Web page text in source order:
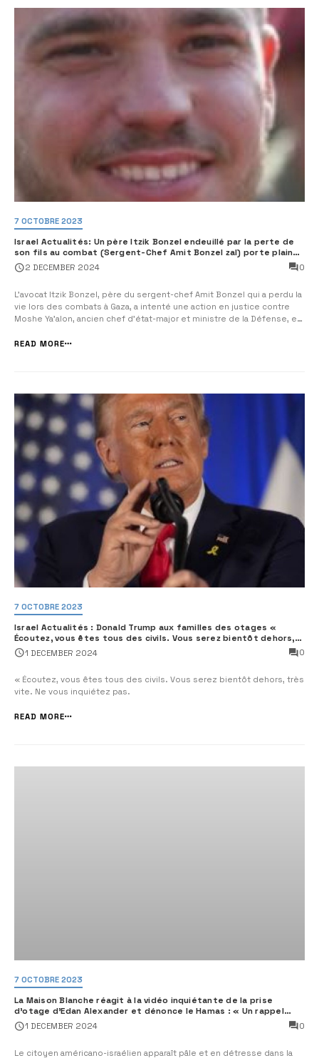
7 OCTOBRE 2023
Israel Actualités: Un père Itzik Bonzel endeuillé par la perte de
son fils au combat (Sergent-Chef Amit Bonzel zal) porte plainte
contre Moshe Ya’alon pour “atteinte à la sécurité de l’État”
2 DECEMBER 2024 0
L’avocat Itzik Bonzel, père du sergent-chef Amit Bonzel qui a perdu la
vie lors des combats à Gaza, a intenté une action en justice contre
Moshe Ya’alon, ancien chef d’état-major et ministre de la Défense, en
Democrat TV, Ya’alon a accusé les forces de déf...
READ MORE
7 OCTOBRE 2023
Israel Actualités : Donald Trump aux familles des otages «
Écoutez, vous êtes tous des civils. Vous serez bientôt dehors,
très vite. Ne vous inquiétez pas.
1 DECEMBER 2024 0
« Écoutez, vous êtes tous des civils. Vous serez bientôt dehors, très
vite. Ne vous inquiétez pas.
READ MORE
7 OCTOBRE 2023
La Maison Blanche réagit à la vidéo inquiétante de la prise
d’otage d’Edan Alexander et dénonce le Hamas : « Un rappel
cruel »
1 DECEMBER 2024 0
Le citoyen américano-israélien apparaît pâle et en détresse dans la